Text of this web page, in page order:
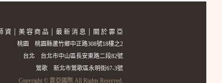
資 美 容 商 品 最 新 消 息 關 於 霏 亞
桃園 桃園縣蘆竹鄉中正路308號18樓之2
台北 台北市中山區長安東路二段82號
鶯歌 新北市鶯歌區永明街67-3號
Copyright © 霏亞國際 All Rights Reserved.